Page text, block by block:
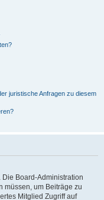
juristische Anfragen zu diesem
Board-Administration
müssen, um Beiträge zu
Mitglied Zugriff auf